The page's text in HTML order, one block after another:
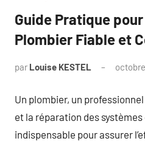
Guide Pratique
Plombier Fiable et
par Louise KESTEL
Un plombier, un
et la réparation des
indispensable pour assurer